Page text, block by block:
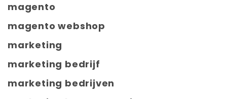
magento
magento webshop
marketing
marketing bedrijf
marketing bedrijven